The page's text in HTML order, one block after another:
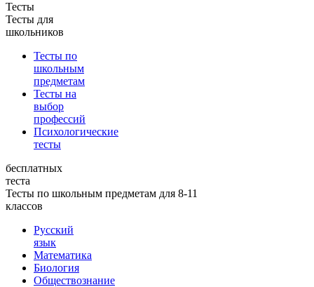
Тесты
Тесты для
школьников
Тесты по
школьным
предметам
Тесты на
выбор
профессий
Психологические
тесты
бесплатных
теста
Тесты по школьным предметам для 8-11
классов
Русский
язык
Математика
Биология
Обществознание